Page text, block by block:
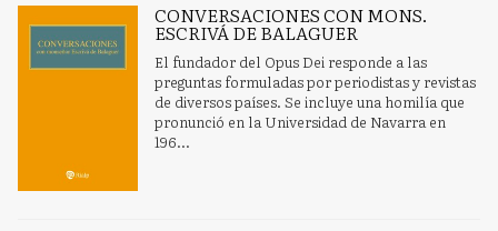
CONVERSACIONES CON MONS.
ESCRIVÁ DE BALAGUER
El fundador del Opus Dei responde a las
preguntas formuladas por periodistas y revistas
de diversos países. Se incluye una homilía que
pronunció en la Universidad de Navarra en
196...